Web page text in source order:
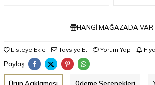
HANGI MAĞAZADA VAR
Listeye Ekle Tavsiye Et Yorum Yap
Paylaş
Ürün Açıklaması Ödeme Seçenekleri